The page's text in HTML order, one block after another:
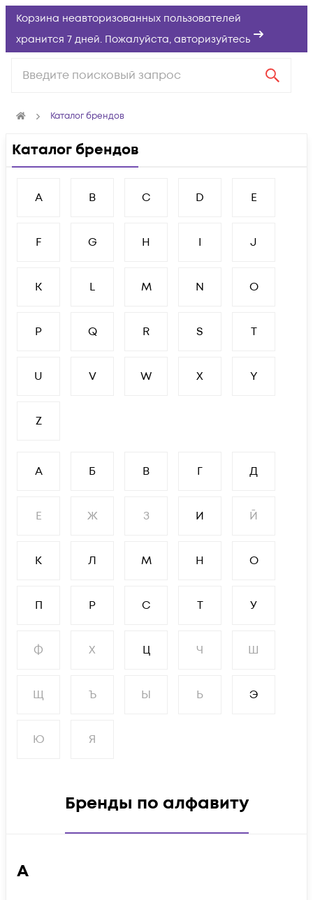
Корзина неавторизованных пользователей
хранится 7 дней. Пожалуйста, авторизуйтесь
Каталог брендов
Каталог брендов
A B C D E
F G H I J
K L M N O
P Q R S T
U V W X Y
Z
А Б В Г Д
Е Ж З И Й
К Л М Н О
П Р С Т У
Ф Х Ц Ч Ш
Щ Ъ Ы Ь Э
Ю Я
Бренды по алфавиту
А